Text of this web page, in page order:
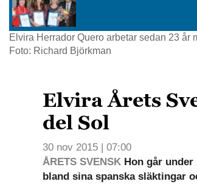
Elvira Herrador Quero arbetar sedan 23
Foto: Richard Björkman
Elvira Årets
del Sol
30 nov 2015 | 07:00
ÅRETS SVENSK Hon går under
bland sina spanska släktingar